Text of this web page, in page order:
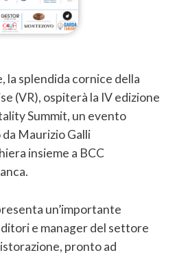
la splendida cornice della
(VR), ospiterà la IV edizione
Summit, un evento
Maurizio Galli
insieme a BCC
un’importante
e manager del settore
pronto ad